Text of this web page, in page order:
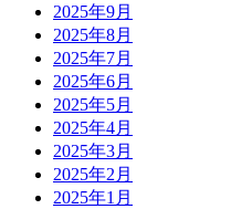
2025年9月
2025年8月
2025年7月
2025年6月
2025年5月
2025年4月
2025年3月
2025年2月
2025年1月